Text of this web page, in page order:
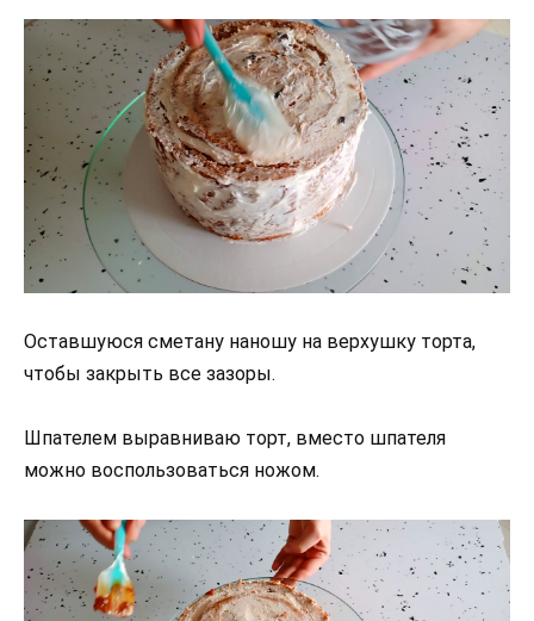
Оставшуюся сметану наношу на верхушку торта,
чтобы закрыть все зазоры.
Шпателем выравниваю торт, вместо шпателя
можно воспользоваться ножом.